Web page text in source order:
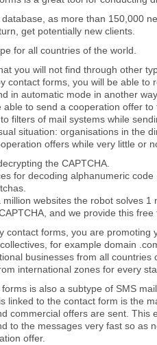
as more than 150,000
get potentially new clients.
for all countries of the world.
you will not find through other
contact forms, you will be able to
in automatic mode in another
able to send a cooperation offer
filters of mail systems while
situation: organisations in the
offers while very little or
the CAPTCHA.
for decoding alphanumeric
websites the robot solves 1
and we provide this free
contact forms, you are promoting
for example domain
businesses from all countries
international zones for every
is also a subtype of SMS
linked to the contact form is the
commercial offers are sent. This
to the messages very fast so as
offer.